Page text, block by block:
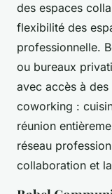
des espaces
flexibilité des
professionnelle.
ou bureaux
avec accès à
coworking :
réunion
réseau
collaboration et